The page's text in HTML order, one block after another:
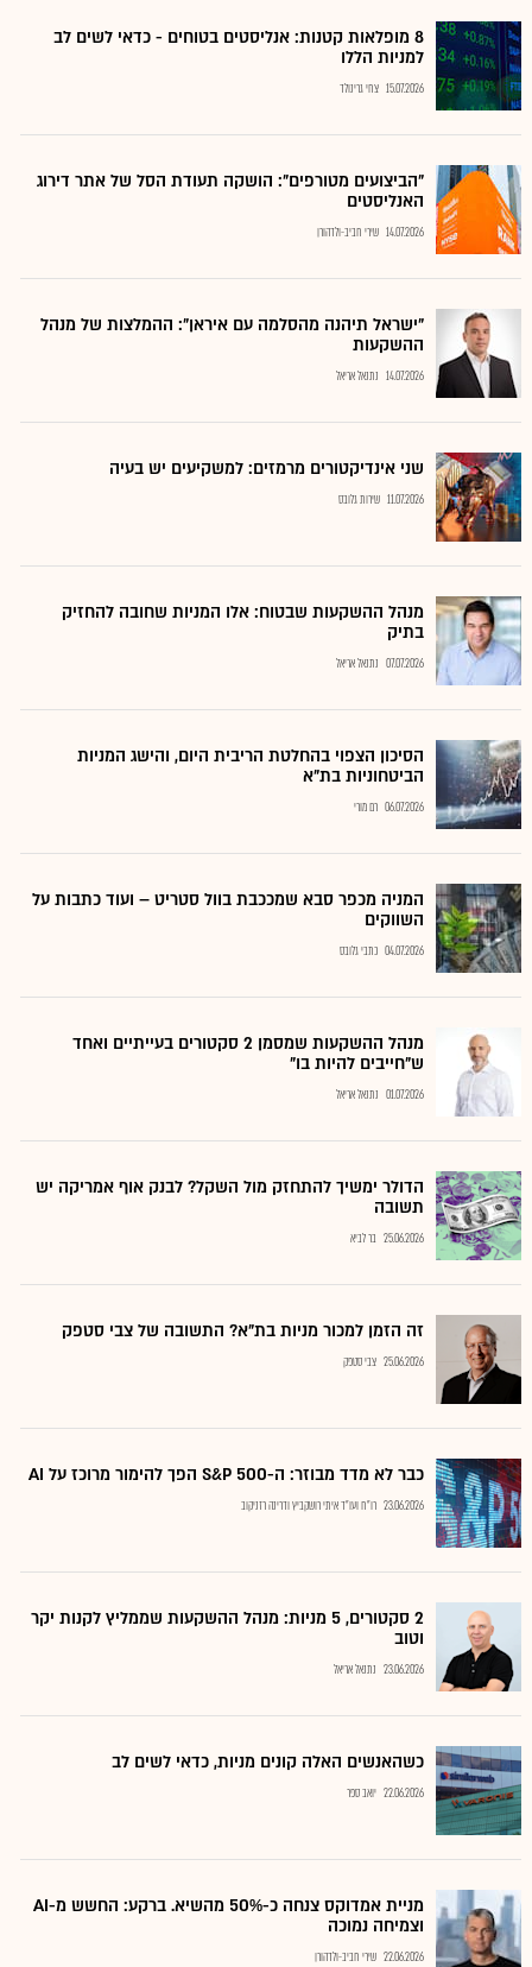
8 מופלאות קטנות: אנליסטים בטוחים - כדאי לשים לב
למניות הללו
15.07.2026 צחי גרינולד
"הביצועים מטורפים": הושקה תעודת הסל של אתר דירוג
האנליסטים
14.07.2026 שירי חביב-ולדהורן
"ישראל תיהנה מהסלמה עם איראן": ההמלצות של מנהל
ההשקעות
14.07.2026 נתנאל אריאל
שני אינדיקטורים מרמזים: למשקיעים יש בעיה
11.07.2026 שירות גלובס
מנהל ההשקעות שבטוח: אלו המניות שחובה להחזיק
בתיק
07.07.2026 נתנאל אריאל
הסיכון הצפוי בהחלטת הריבית היום, והישג המניות
הביטחוניות בת"א
06.07.2026 רם מורי
המניה מכפר סבא שמככבת בוול סטריט – ועוד כתבות על
השווקים
04.07.2026 כתבי גלובס
מנהל ההשקעות שמסמן 2 סקטורים בעייתיים ואחד
ש"חייבים להיות בו"
01.07.2026 נתנאל אריאל
הדולר ימשיך להתחזק מול השקל? לבנק אוף אמריקה יש
תשובה
25.06.2026 בר לביא
זה הזמן למכור מניות בת"א? התשובה של צבי סטפק
25.06.2026 צבי סטפק
כבר לא מדד מבוזר: ה-S&P 500 הפך להימור מרוכז על AI
23.06.2026 רו"ח ועו"ד איתי רושקביץ ודרינה רזניקוב
2 סקטורים, 5 מניות: מנהל ההשקעות שממליץ לקנות יקר
וטוב
23.06.2026 נתנאל אריאל
כשהאנשים האלה קונים מניות, כדאי לשים לב
22.06.2026 יואב ספר
מניית אמדוקס צנחה כ-50% מהשיא. ברקע: החשש מ-AI
וצמיחה נמוכה
22.06.2026 שירי חביב-ולדהורן